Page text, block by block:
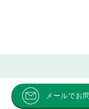
メールでお